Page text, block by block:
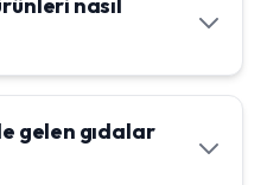
gelen gıdalar